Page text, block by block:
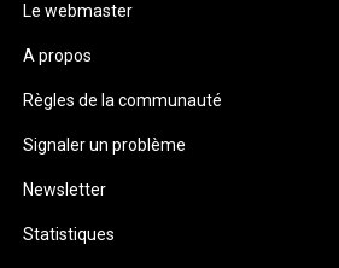
Le webmaster
A propos
Règles de la communauté
Signaler un problème
Newsletter
Statistiques